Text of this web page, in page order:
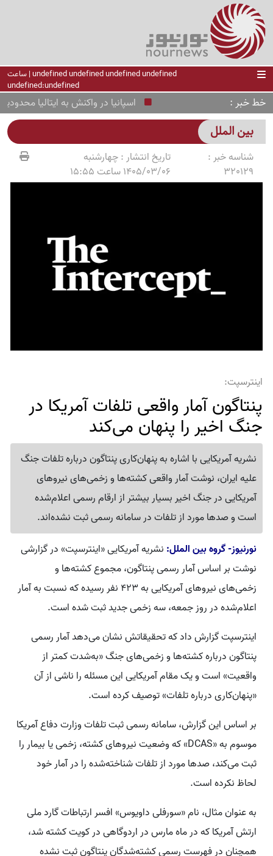
undefined undefined undefined undefined | ساعت
undefined:undefined
خط خبر اسپانیا در واکنش به ایتالیا محدودیت
بین الملل
شناسه خبر :
320129
تاریخ انتشار :چهارشنبه
1405/03/06 ساعت 15:55
اینترسپت:
پنتاگون آمار واقعی تلفات آمریکا در
جنگ اخیر را پنهان می‌کند
نشریه آمریکایی با اشاره به پنهان‌کاری پنتاگون درباره تلفات جنگ
علیه ایران، نوشت آمار واقعی کشته‌ها و زخمی‌های نیروهای
آمریکایی در جنگ اخیر بسیار بیشتر از ارقام رسمی اعلام‌شده
است و صدها مورد از تلفات در سامانه رسمی ثبت نشده‌اند.
نورنیوز- گروه بین الملل: نشریه آمریکایی «اینترسپت» در گزارشی
نوشت بر اساس آمار رسمی پنتاگون، مجموع کشته‌ها و
زخمی‌های نیروهای آمریکایی به ۴۲۳ نفر رسیده که نسبت به آمار
اعلام‌شده در روز جمعه، سه زخمی جدید ثبت شده است.
اینترسپت گزارش داد که تحقیقاتش نشان می‌دهد آمار رسمی
پنتاگون درباره کشته‌ها و زخمی‌های جنگ «به‌شدت کمتر از
واقعیت» است و یک مقام آمریکایی این مسئله را ناشی از آن
«پنهان‌کاری درباره تلفات» توصیف کرده است.
بر اساس این گزارش، سامانه رسمی ثبت تلفات وزارت دفاع آمریکا
موسوم به «DCAS» که وضعیت نیروهای کشته، زخمی یا بیمار را
ثبت می‌کند، صدها مورد از تلفات شناخته‌شده را در آمار خود
لحاظ نکرده است.
به عنوان مثال، نام «سورفلی داویوس» افسر ارتباطات گارد ملی
ارتش آمریکا که در ماه مارس در اردوگاهی در کویت کشته شد،
همچنان در فهرست رسمی کشته‌شدگان پنتاگون ثبت نشده